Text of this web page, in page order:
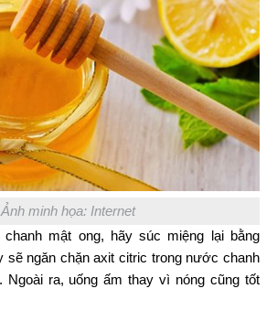
Ảnh minh họa: Internet
mật ong, hãy súc miệng lại bằng
ngăn chặn axit citric trong nước chanh
Ngoài ra, uống ấm thay vì nóng cũng tốt